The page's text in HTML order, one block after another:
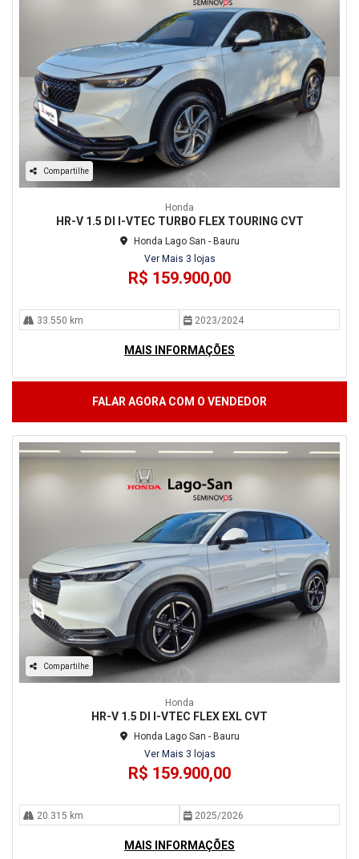
Compartilhe
Honda
HR-V 1.5 DI I-VTEC TURBO FLEX TOURING CVT
Honda Lago San - Bauru
Ver Mais 3 lojas
R$ 159.900,00
33.550 km 2023/2024
MAIS INFORMAÇÕES
FALAR AGORA COM O VENDEDOR
Compartilhe
Honda
HR-V 1.5 DI I-VTEC FLEX EXL CVT
Honda Lago San - Bauru
Ver Mais 3 lojas
R$ 159.900,00
20.315 km 2025/2026
MAIS INFORMAÇÕES